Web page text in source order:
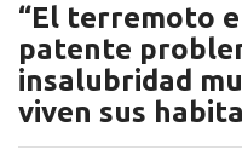
“El terremoto
patente
insalubridad
viven sus